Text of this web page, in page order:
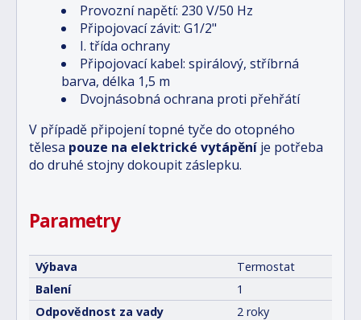
Provozní napětí: 230 V/50 Hz
Připojovací závit: G1/2"
I. třída ochrany
Připojovací kabel: spirálový, stříbrná
barva, délka 1,5 m
Dvojnásobná ochrana proti přehřátí
V případě připojení topné tyče do otopného
tělesa pouze na elektrické vytápění je potřeba
do druhé stojny dokoupit záslepku.
Parametry
Výbava
Termostat
Balení
1
Odpovědnost za vady
2 roky